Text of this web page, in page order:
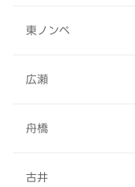
東ノンベ
広瀬
舟橋
古井